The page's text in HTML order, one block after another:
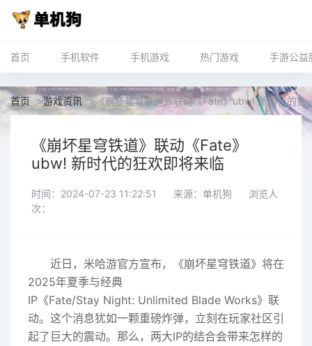
首页 手机软件 手机游戏 热门游戏 手游公益
首页 >游戏资讯 >《崩坏星穹铁道》联动《Fate》ubw! 新时代的狂
《崩坏星穹铁道》联动《Fate》
ubw! 新时代的狂欢即将来临
时间：2024-07-23 11:22:51 来源：单机狗
浏览人
次：
近日，米哈游官方宣布，《崩坏星穹铁道》将在
2025年夏季与经典
IP《Fate/Stay Night: Unlimited Blade Works》联
动。这个消息犹如一颗重磅炸弹，立刻在玩家社区引
起了巨大的震动。那么，两大IP的结合会带来怎样的